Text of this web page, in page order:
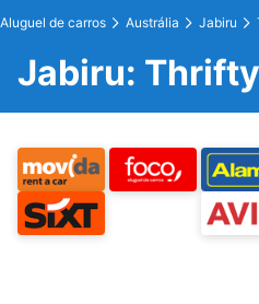
Aluguel de carros Austrália Jabiru
Jabiru: Thrifty